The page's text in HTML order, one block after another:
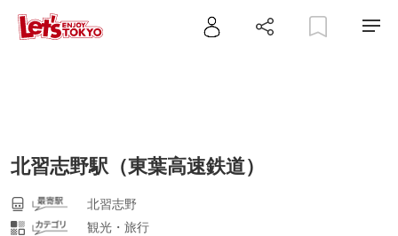
北習志野駅（東葉高速鉄道）
北習志野
観光・旅行